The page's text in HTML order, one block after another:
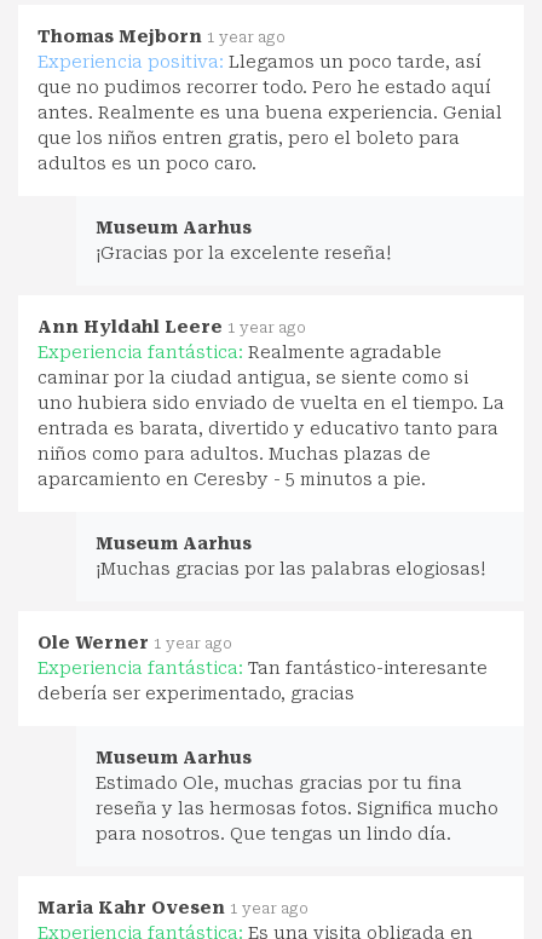
Thomas Mejborn 1 year ago
Experiencia positiva: Llegamos un poco tarde, así
que no pudimos recorrer todo. Pero he estado aquí
antes. Realmente es una buena experiencia. Genial
que los niños entren gratis, pero el boleto para
adultos es un poco caro.
Museum Aarhus
¡Gracias por la excelente reseña!
Ann Hyldahl Leere 1 year ago
Experiencia fantástica: Realmente agradable
caminar por la ciudad antigua, se siente como si
uno hubiera sido enviado de vuelta en el tiempo. La
entrada es barata, divertido y educativo tanto para
niños como para adultos. Muchas plazas de
aparcamiento en Ceresby - 5 minutos a pie.
Museum Aarhus
¡Muchas gracias por las palabras elogiosas!
Ole Werner 1 year ago
Experiencia fantástica: Tan fantástico-interesante
debería ser experimentado, gracias
Museum Aarhus
Estimado Ole, muchas gracias por tu fina
reseña y las hermosas fotos. Significa mucho
para nosotros. Que tengas un lindo día.
Maria Kahr Ovesen 1 year ago
Experiencia fantástica: Es una visita obligada en